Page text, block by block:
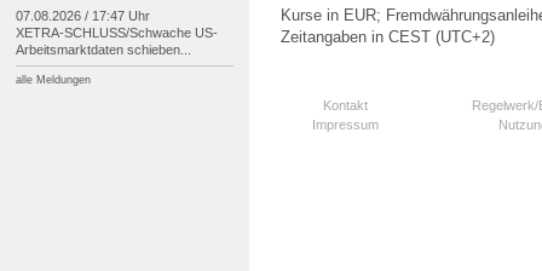
Kurse in EUR;
Zeitangaben in CEST (UTC+2)
Kontakt
Impressum
07.08.2026 / 17:47 Uhr
XETRA-SCHLUSS/Schwache US-
Arbeitsmarktdaten schieben...
alle Meldungen